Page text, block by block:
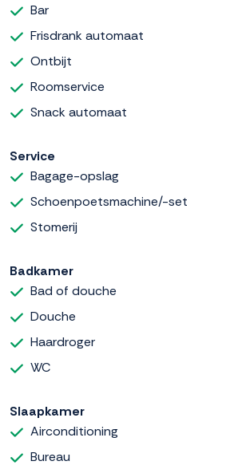
Bar
Frisdrank automaat
Ontbijt
Roomservice
Snack automaat
Service
Bagage-opslag
Schoenpoetsmachine/-set
Stomerij
Badkamer
Bad of douche
Douche
Haardroger
WC
Slaapkamer
Airconditioning
Bureau